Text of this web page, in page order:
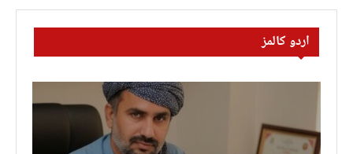
اردو کالمز